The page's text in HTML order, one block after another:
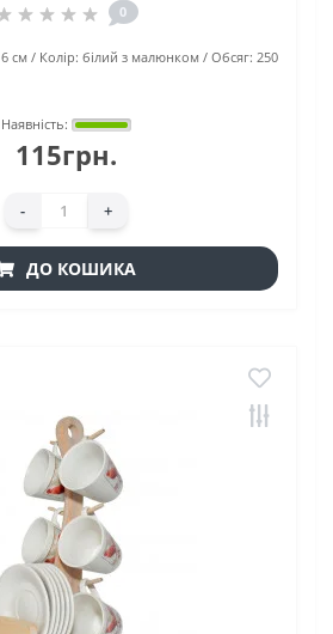
0
6 см Колір: білий з малюнком Обсяг: 250
Наявність:
115грн.
- +
ДО КОШИКА